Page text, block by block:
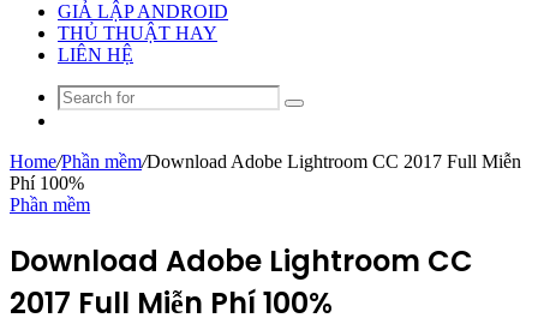
GIẢ LẬP ANDROID
THỦ THUẬT HAY
LIÊN HỆ
Search
Home/Phần mềm/Download Adobe Lightroom CC 2017 Full Miễn
Phí 100%
Phần mềm
Download Adobe Lightroom CC
2017 Full Miễn Phí 100%